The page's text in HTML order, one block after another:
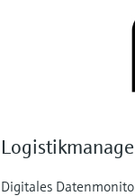
Digitales